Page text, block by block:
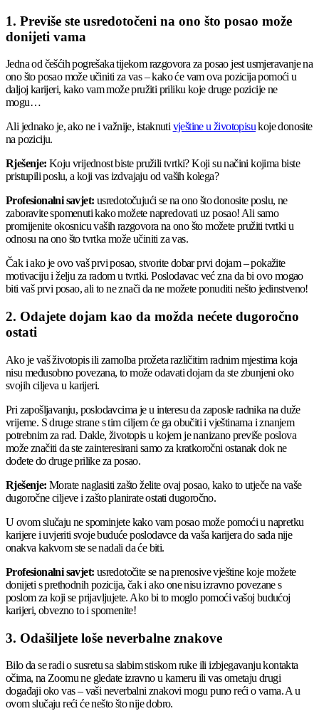
1. Previše ste usredotočeni na ono što posao može
donijeti vama
Jedna od češćih pogrešaka tijekom razgovora za posao jest usmjeravanje na
ono što posao može učiniti za vas – kako će vam ova pozicija pomoći u
daljoj karijeri, kako vam može pružiti priliku koje druge pozicije ne
mogu…
Ali jednako je, ako ne i važnije, istaknutivještine u životopisukoje donosite
na poziciju.
Rješenje: Koju vrijednost biste pružili tvrtki? Koji su načini kojima biste
pristupili poslu, a koji vas izdvajaju od vaših kolega?
Profesionalni savjet: usredotočujući se na ono što donosite poslu, ne
zaboravite spomenuti kako možete napredovati uz posao! Ali samo
promijenite okosnicu vaših razgovora na ono što možete pružiti tvrtki u
odnosu na ono što tvrtka može učiniti za vas.
Čak i ako je ovo vaš prvi posao, stvorite dobar prvi dojam – pokažite
motivaciju i želju za radom u tvrtki. Poslodavac već zna da bi ovo mogao
biti vaš prvi posao, ali to ne znači da ne možete ponuditi nešto jedinstveno!
2. Odajete dojam kao da možda nećete dugoročno
ostati
Ako je vaš životopis ili zamolba prožeta različitim radnim mjestima koja
nisu međusobno povezana, to može odavati dojam da ste zbunjeni oko
svojih ciljeva u karijeri.
Pri zapošljavanju, poslodavcima je u interesu da zaposle radnika na duže
vrijeme. S druge strane s tim ciljem će ga obučiti i vještinama i znanjem
potrebnim za rad. Dakle, životopis u kojem je nanizano previše poslova
može značiti da ste zainteresirani samo za kratkoročni ostanak dok ne
dođete do druge prilike za posao.
Rješenje: Morate naglasiti zašto želite ovaj posao, kako to utječe na vaše
dugoročne ciljeve i zašto planirate ostati dugoročno.
U ovom slučaju ne spominjete kako vam posao može pomoći u napretku
karijere i uvjeriti svoje buduće poslodavce da vaša karijera do sada nije
onakva kakvom ste se nadali da će biti.
Profesionalni savjet: usredotočite se na prenosive vještine koje možete
donijeti s prethodnih pozicija, čak i ako one nisu izravno povezane s
poslom za koji se prijavljujete. Ako bi to moglo pomoći vašoj budućoj
karijeri, obvezno to i spomenite!
3. Odašiljete loše neverbalne znakove
Bilo da se radi o susretu sa slabim stiskom ruke ili izbjegavanju kontakta
očima, na Zoomu ne gledate izravno u kameru ili vas ometaju drugi
događaji oko vas – vaši neverbalni znakovi mogu puno reći o vama. A u
ovom slučaju reći će nešto što nije dobro.